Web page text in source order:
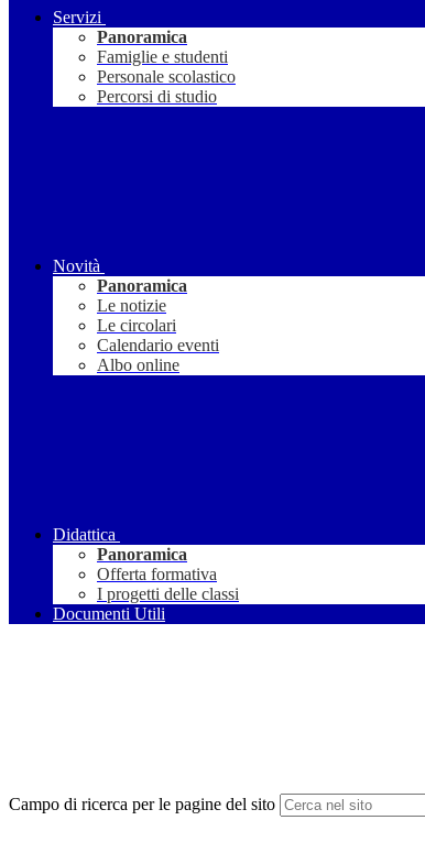
Servizi
Panoramica
Famiglie e studenti
Personale scolastico
Percorsi di studio
Novità
Panoramica
Le notizie
Le circolari
Calendario eventi
Albo online
Didattica
Panoramica
Offerta formativa
I progetti delle classi
Documenti Utili
Campo di ricerca per le pagine del sito